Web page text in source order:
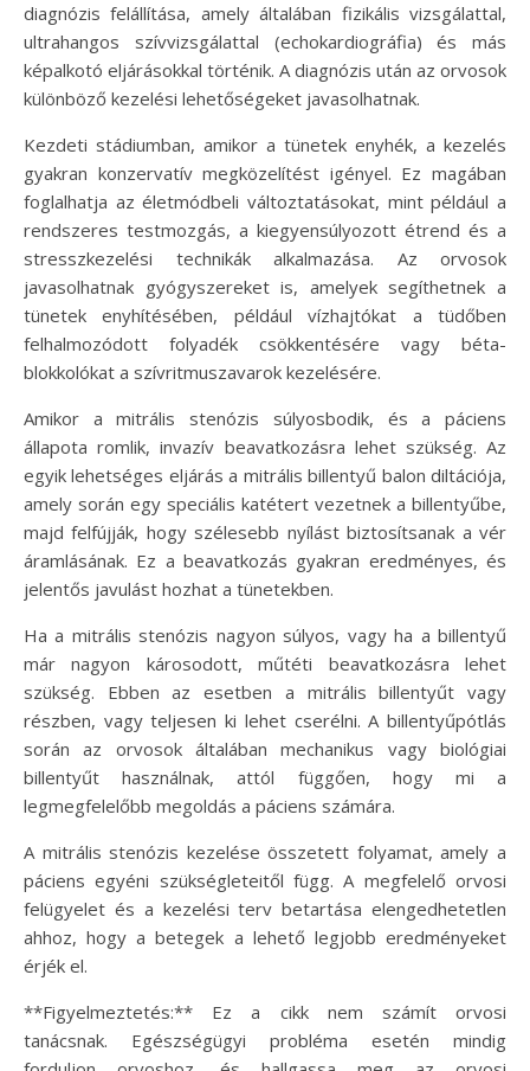
diagnózis felállítása, amely általában fizikális vizsgálattal,
ultrahangos szívvizsgálattal (echokardiográfia) és más
képalkotó eljárásokkal történik. A diagnózis után az orvosok
különböző kezelési lehetőségeket javasolhatnak.
Kezdeti stádiumban, amikor a tünetek enyhék, a kezelés
gyakran konzervatív megközelítést igényel. Ez magában
foglalhatja az életmódbeli változtatásokat, mint például a
rendszeres testmozgás, a kiegyensúlyozott étrend és a
stresszkezelési technikák alkalmazása. Az orvosok
javasolhatnak gyógyszereket is, amelyek segíthetnek a
tünetek enyhítésében, például vízhajtókat a tüdőben
felhalmozódott folyadék csökkentésére vagy béta-
blokkolókat a szívritmuszavarok kezelésére.
Amikor a mitrális stenózis súlyosbodik, és a páciens
állapota romlik, invazív beavatkozásra lehet szükség. Az
egyik lehetséges eljárás a mitrális billentyű balon diltációja,
amely során egy speciális katétert vezetnek a billentyűbe,
majd felfújják, hogy szélesebb nyílást biztosítsanak a vér
áramlásának. Ez a beavatkozás gyakran eredményes, és
jelentős javulást hozhat a tünetekben.
Ha a mitrális stenózis nagyon súlyos, vagy ha a billentyű
már nagyon károsodott, műtéti beavatkozásra lehet
szükség. Ebben az esetben a mitrális billentyűt vagy
részben, vagy teljesen ki lehet cserélni. A billentyűpótlás
során az orvosok általában mechanikus vagy biológiai
billentyűt használnak, attól függően, hogy mi a
legmegfelelőbb megoldás a páciens számára.
A mitrális stenózis kezelése összetett folyamat, amely a
páciens egyéni szükségleteitől függ. A megfelelő orvosi
felügyelet és a kezelési terv betartása elengedhetetlen
ahhoz, hogy a betegek a lehető legjobb eredményeket
érjék el.
**Figyelmeztetés:** Ez a cikk nem számít orvosi
tanácsnak. Egészségügyi probléma esetén mindig